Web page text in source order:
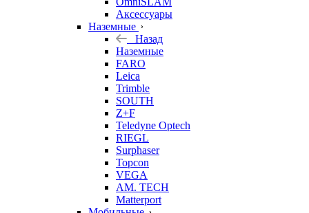
Аксессуары
Наземные
Назад
Наземные
FARO
Leica
Trimble
SOUTH
Z+F
Teledyne Optech
RIEGL
Surphaser
Topcon
VEGA
AM. TECH
Matterport